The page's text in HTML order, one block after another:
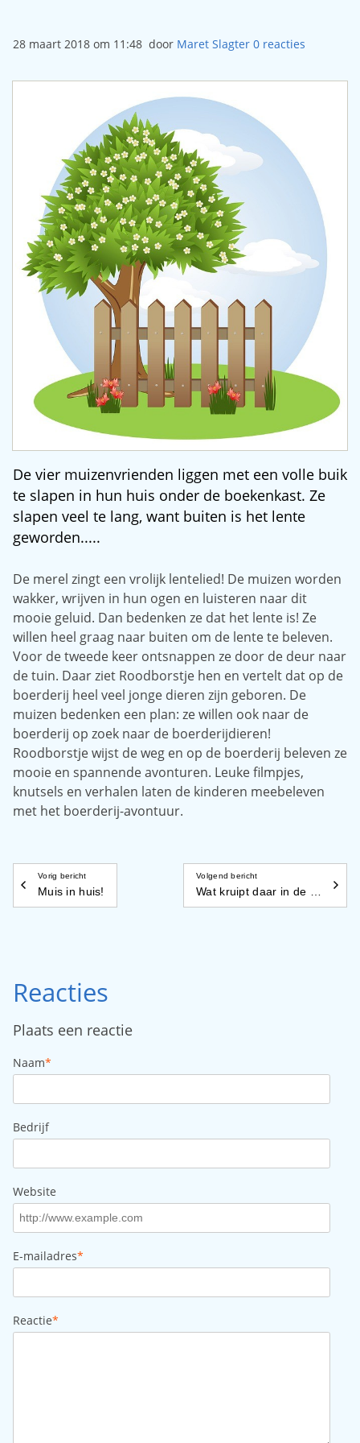
28 maart 2018 om 11:48 door Maret Slagter 0 reacties
De vier muizenvrienden liggen met een volle buik
te slapen in hun huis onder de boekenkast. Ze
slapen veel te lang, want buiten is het lente
geworden.....
De merel zingt een vrolijk lentelied! De muizen worden
wakker, wrijven in hun ogen en luisteren naar dit
mooie geluid. Dan bedenken ze dat het lente is! Ze
willen heel graag naar buiten om de lente te beleven.
Voor de tweede keer ontsnappen ze door de deur naar
de tuin. Daar ziet Roodborstje hen en vertelt dat op de
boerderij heel veel jonge dieren zijn geboren. De
muizen bedenken een plan: ze willen ook naar de
boerderij op zoek naar de boerderijdieren!
Roodborstje wijst de weg en op de boerderij beleven ze
mooie en spannende avonturen. Leuke filmpjes,
knutsels en verhalen laten de kinderen meebeleven
met het boerderij-avontuur.
Vorig bericht
Muis in huis!
Volgend bericht
Reacties
Plaats een reactie
Naam*
Bedrijf
Website
E-mailadres*
Reactie*